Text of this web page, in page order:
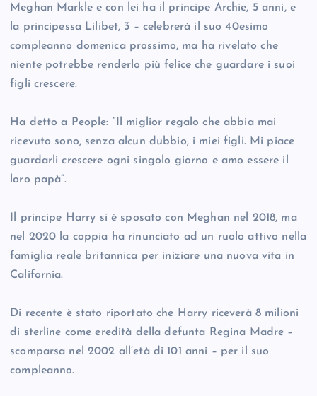
Meghan Markle e con lei ha il principe Archie, 5 anni, e
la principessa Lilibet, 3 – celebrerà il suo 40esimo
compleanno domenica prossimo, ma ha rivelato che
niente potrebbe renderlo più felice che guardare i suoi
figli crescere.
Ha detto a People: “Il miglior regalo che abbia mai
ricevuto sono, senza alcun dubbio, i miei figli. Mi piace
guardarli crescere ogni singolo giorno e amo essere il
loro papà”.
Il principe Harry si è sposato con Meghan nel 2018, ma
nel 2020 la coppia ha rinunciato ad un ruolo attivo nella
famiglia reale britannica per iniziare una nuova vita in
California.
Di recente è stato riportato che Harry riceverà 8 milioni
di sterline come eredità della defunta Regina Madre –
scomparsa nel 2002 all’età di 101 anni – per il suo
compleanno.